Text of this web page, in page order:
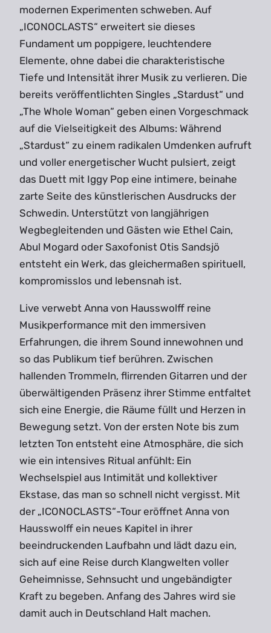
modernen Experimenten schweben. Auf
„ICONOCLASTS“ erweitert sie dieses
Fundament um poppigere, leuchtendere
Elemente, ohne dabei die charakteristische
Tiefe und Intensität ihrer Musik zu verlieren. Die
bereits veröffentlichten Singles „Stardust“ und
„The Whole Woman“ geben einen Vorgeschmack
auf die Vielseitigkeit des Albums: Während
„Stardust“ zu einem radikalen Umdenken aufruft
und voller energetischer Wucht pulsiert, zeigt
das Duett mit Iggy Pop eine intimere, beinahe
zarte Seite des künstlerischen Ausdrucks der
Schwedin. Unterstützt von langjährigen
Wegbegleitenden und Gästen wie Ethel Cain,
Abul Mogard oder Saxofonist Otis Sandsjö
entsteht ein Werk, das gleichermaßen spirituell,
kompromisslos und lebensnah ist.
Live verwebt Anna von Hausswolff reine
Musikperformance mit den immersiven
Erfahrungen, die ihrem Sound innewohnen und
so das Publikum tief berühren. Zwischen
hallenden Trommeln, flirrenden Gitarren und der
überwältigenden Präsenz ihrer Stimme entfaltet
sich eine Energie, die Räume füllt und Herzen in
Bewegung setzt. Von der ersten Note bis zum
letzten Ton entsteht eine Atmosphäre, die sich
wie ein intensives Ritual anfühlt: Ein
Wechselspiel aus Intimität und kollektiver
Ekstase, das man so schnell nicht vergisst. Mit
der „ICONOCLASTS“-Tour eröffnet Anna von
Hausswolff ein neues Kapitel in ihrer
beeindruckenden Laufbahn und lädt dazu ein,
sich auf eine Reise durch Klangwelten voller
Geheimnisse, Sehnsucht und ungebändigter
Kraft zu begeben. Anfang des Jahres wird sie
damit auch in Deutschland Halt machen.